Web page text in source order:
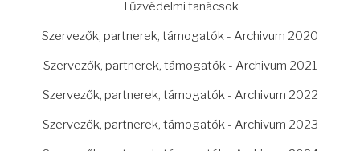
Tűzvédelmi tanácsok
Szervezők, partnerek, támogatók - Archivum 2020
Szervezők, partnerek, támogatók - Archivum 2021
Szervezők, partnerek, támogatók - Archivum 2022
Szervezők, partnerek, támogatók - Archivum 2023